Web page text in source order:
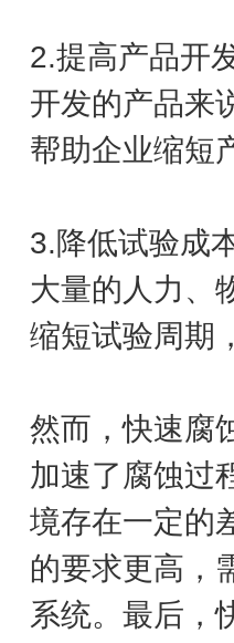
2.提高产品开
开发的产品来
帮助企业缩短
3.降低试验成
大量的人力、
缩短试验周期
然而，快速腐
加速了腐蚀过
境存在一定的
的要求更高，
系统。最后，